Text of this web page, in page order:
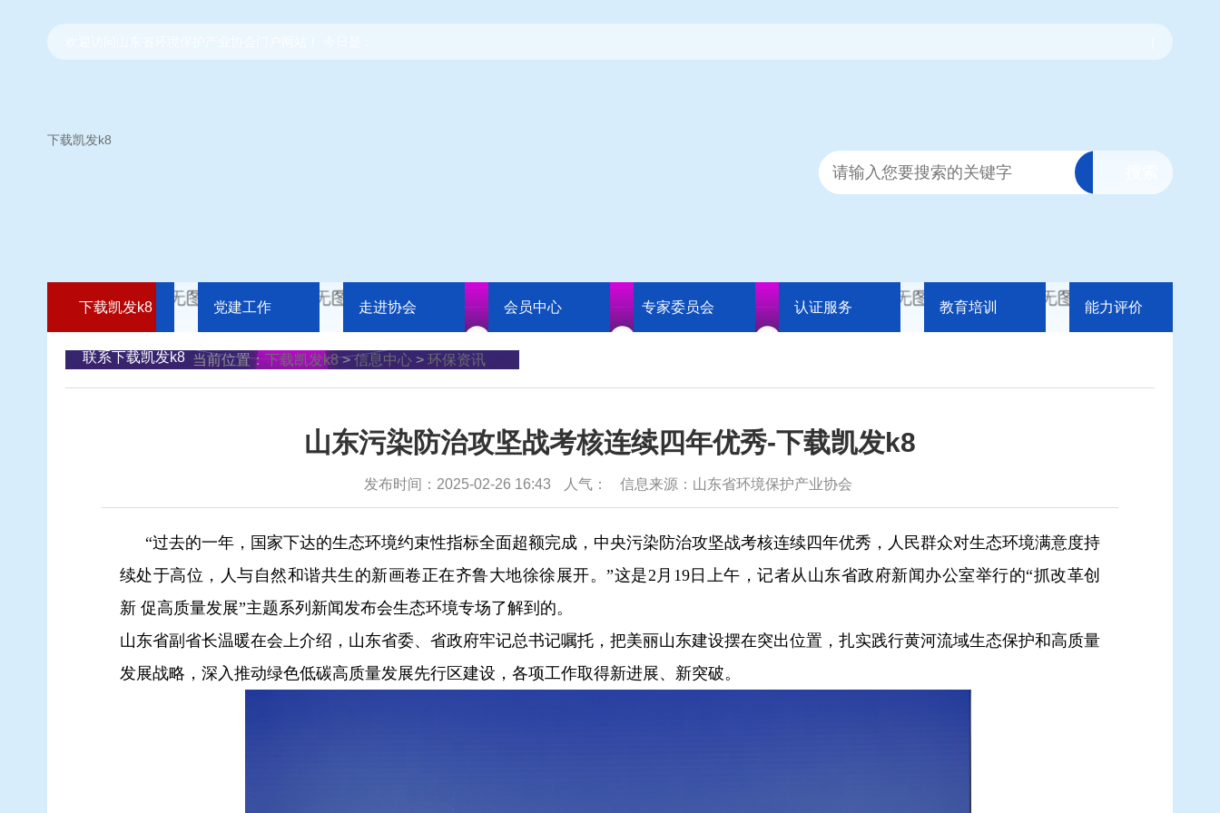
下载凯发k8
下载凯发k8 党建工作 走进协会 会员中心 专家委员会 认证服务 教育培训 能力评价
联系下载凯发k8 当前位置： 下载凯发k8>信息中心 > 环保资讯
山东污染防治攻坚战考核连续四年优秀-下载凯发k8
发布时间：2025-02-26 16:43 人气： 信息来源：山东省环境保护产业协会
“过去的一年，国家下达的生态环境约束性指标全面超额完成，中央污染防治攻坚战考核连续四年优秀，人民群众对生态环境满意度持
续处于高位，人与自然和谐共生的新画卷正在齐鲁大地徐徐展开。”这是2月19日上午，记者从山东省政府新闻办公室举行的“抓改革创
新 促高质量发展”主题系列新闻发布会生态环境专场了解到的。
山东省副省长温暖在会上介绍，山东省委、省政府牢记总书记嘱托，把美丽山东建设摆在突出位置，扎实践行黄河流域生态保护和高质量
发展战略，深入推动绿色低碳高质量发展先行区建设，各项工作取得新进展、新突破。